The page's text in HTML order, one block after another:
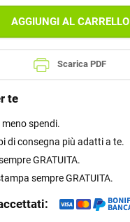
AGGIUNGI AL CARRELLO
Scarica PDF
te
spendi.
di consegna più adatti a te.
GRATUITA.
sempre GRATUITA.